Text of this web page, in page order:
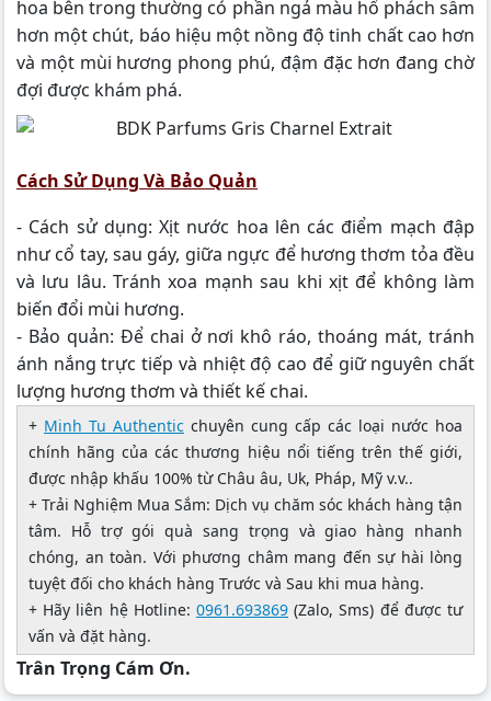
hoa bên trong thường có phần ngả màu hổ phách sẫm
hơn một chút, báo hiệu một nồng độ tinh chất cao hơn
và một mùi hương phong phú, đậm đặc hơn đang chờ
đợi được khám phá.
Cách Sử Dụng Và Bảo Quản
- Cách sử dụng: Xịt nước hoa lên các điểm mạch đập
như cổ tay, sau gáy, giữa ngực để hương thơm tỏa đều
và lưu lâu. Tránh xoa mạnh sau khi xịt để không làm
biến đổi mùi hương.
- Bảo quản: Để chai ở nơi khô ráo, thoáng mát, tránh
ánh nắng trực tiếp và nhiệt độ cao để giữ nguyên chất
lượng hương thơm và thiết kế chai.
+ Minh Tu Authentic chuyên cung cấp các loại nước hoa
chính hãng của các thương hiệu nổi tiếng trên thế giới,
được nhập khấu 100% từ Châu âu, Uk, Pháp, Mỹ v.v..
+ Trải Nghiệm Mua Sắm: Dịch vụ chăm sóc khách hàng tận
tâm. Hỗ trợ gói quà sang trọng và giao hàng nhanh
chóng, an toàn. Với phương châm mang đến sự hài lòng
tuyệt đối cho khách hàng Trước và Sau khi mua hàng.
+ Hãy liên hệ Hotline: 0961.693869 (Zalo, Sms) để được tư
vấn và đặt hàng.
Trân Trọng Cám Ơn.